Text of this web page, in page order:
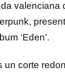
valenciana
‘Eden’.
un corte